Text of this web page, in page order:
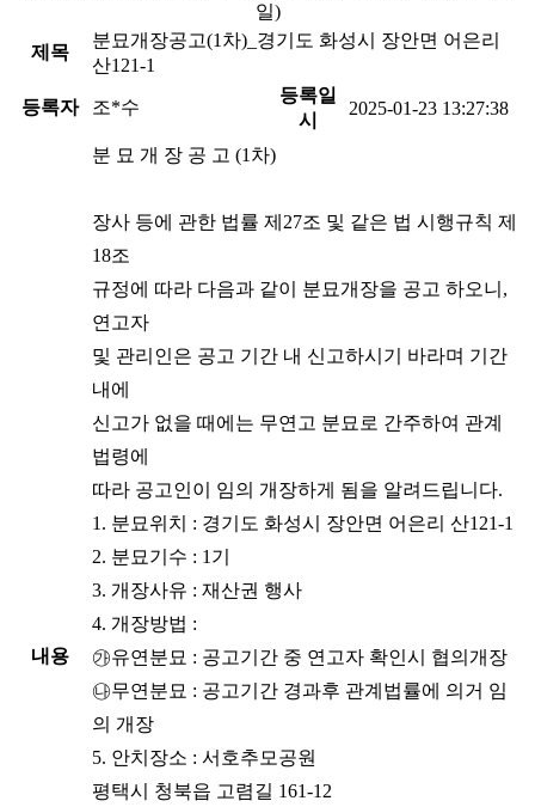
일)
제목
분묘개장공고(1차)_경기도 화성시 장안면 어은리
산121-1
등록자 조*수
등록일
시
2025-01-23 13:27:38
내용
분 묘 개 장 공 고 (1차)
장사 등에 관한 법률 제27조 및 같은 법 시행규칙 제
18조
규정에 따라 다음과 같이 분묘개장을 공고 하오니,
연고자
및 관리인은 공고 기간 내 신고하시기 바라며 기간
내에
신고가 없을 때에는 무연고 분묘로 간주하여 관계
법령에
따라 공고인이 임의 개장하게 됨을 알려드립니다.
1. 분묘위치 : 경기도 화성시 장안면 어은리 산121-1
2. 분묘기수 : 1기
3. 개장사유 : 재산권 행사
4. 개장방법 :
㉮유연분묘 : 공고기간 중 연고자 확인시 협의개장
㉯무연분묘 : 공고기간 경과후 관계법률에 의거 임
의 개장
5. 안치장소 : 서호추모공원
평택시 청북읍 고렴길 161-12